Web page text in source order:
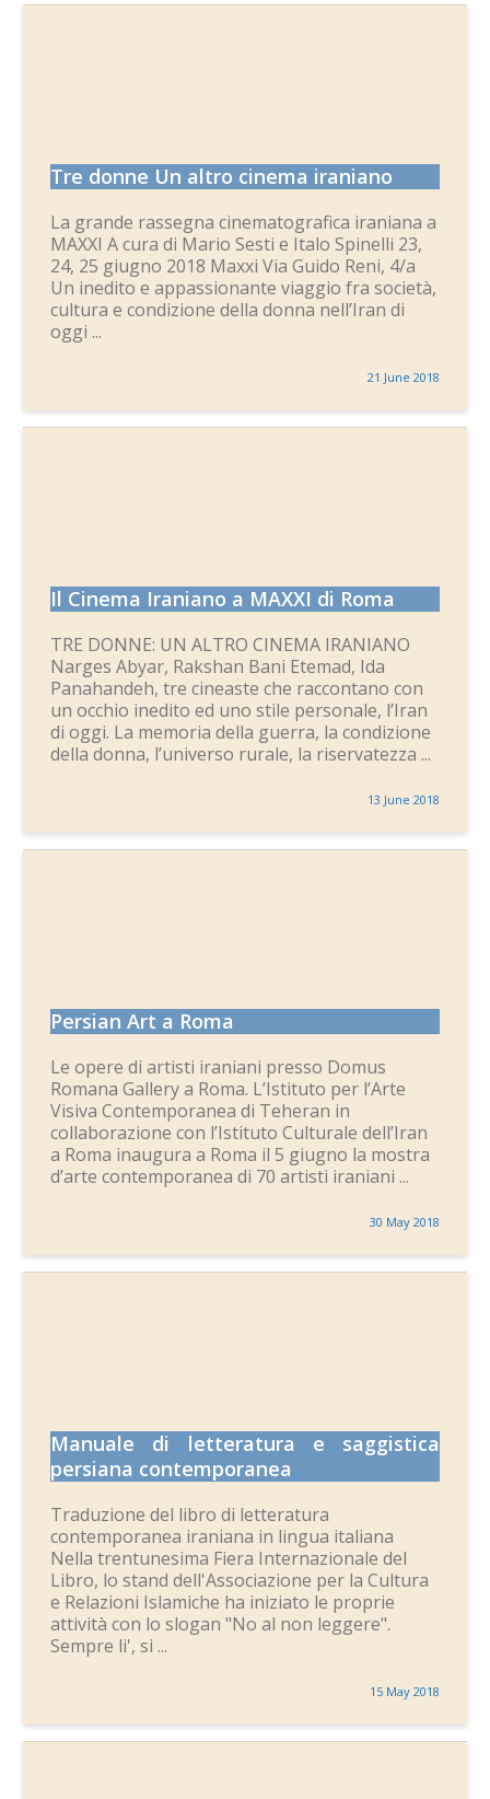
Tre donne Un altro cinema iraniano
La grande rassegna cinematografica iraniana a
MAXXI A cura di Mario Sesti e Italo Spinelli 23,
24, 25 giugno 2018 Maxxi Via Guido Reni, 4/a
Un inedito e appassionante viaggio fra società,
cultura e condizione della donna nell’Iran di
oggi ...
21 June 2018
Il Cinema Iraniano a MAXXI di Roma
TRE DONNE: UN ALTRO CINEMA IRANIANO
Narges Abyar, Rakshan Bani Etemad, Ida
Panahandeh, tre cineaste che raccontano con
un occhio inedito ed uno stile personale, l’Iran
di oggi. La memoria della guerra, la condizione
della donna, l’universo rurale, la riservatezza ...
13 June 2018
Persian Art a Roma
Le opere di artisti iraniani presso Domus
Romana Gallery a Roma. L’Istituto per l’Arte
Visiva Contemporanea di Teheran in
collaborazione con l’Istituto Culturale dell’Iran
a Roma inaugura a Roma il 5 giugno la mostra
d’arte contemporanea di 70 artisti iraniani ...
30 May 2018
Manuale di letteratura e saggistica
persiana contemporanea
Traduzione del libro di letteratura
contemporanea iraniana in lingua italiana
Nella trentunesima Fiera Internazionale del
Libro, lo stand dell'Associazione per la Cultura
e Relazioni Islamiche ha iniziato le proprie
attività con lo slogan "No al non leggere".
Sempre li', si ...
15 May 2018